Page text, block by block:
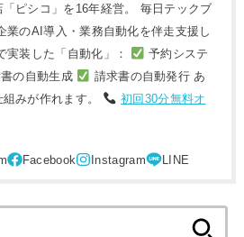
ピシコ」を16年経営。 毎日テックブ
業のAI導入・業務自動化を伴走支援し
実装した「自動化」：
予約システ
の自動生成
請求書の自動発行 あ
みが作れます。
初回30分無料オ